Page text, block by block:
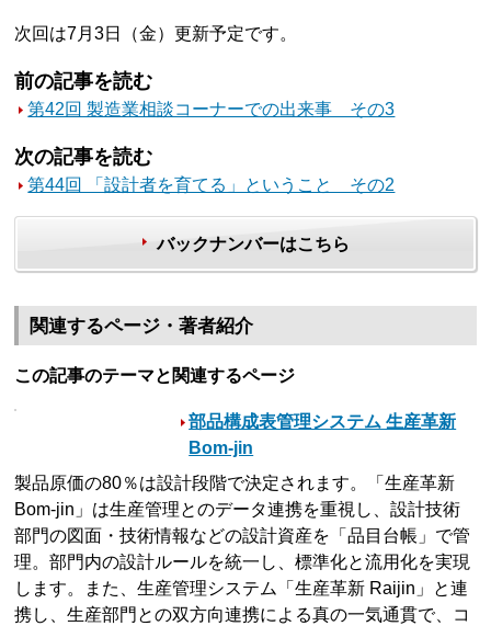
次回は7月3日（金）更新予定です。
前の記事を読む
第42回 製造業相談コーナーでの出来事 その3
次の記事を読む
第44回 「設計者を育てる」ということ その2
バックナンバーはこちら
関連するページ・著者紹介
この記事のテーマと関連するページ
部品構成表管理システム 生産革新
Bom-jin
製品原価の80％は設計段階で決定されます。「生産革新
Bom-jin」は生産管理とのデータ連携を重視し、設計技術
部門の図面・技術情報などの設計資産を「品目台帳」で管
理。部門内の設計ルールを統一し、標準化と流用化を実現
します。また、生産管理システム「生産革新 Raijin」と連
携し、生産部門との双方向連携による真の一気通貫で、コ